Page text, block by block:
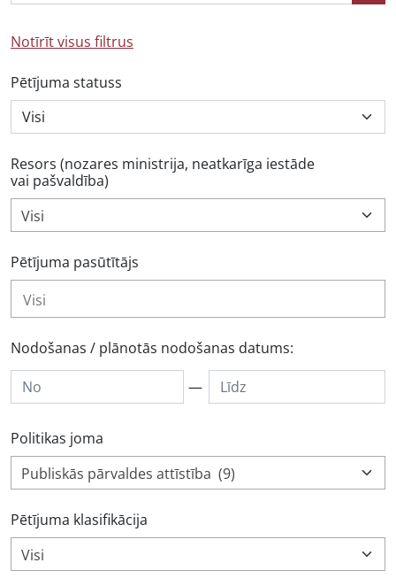
Notīrīt visus filtrus
Pētījuma statuss
Resors (nozares ministrija, neatkarīga iestāde
vai pašvaldība)
Visi
Pētījuma pasūtītājs
Nodošanas / plānotās nodošanas datums:
—
Politikas joma
Publiskās pārvaldes attīstība (9)
Pētījuma klasifikācija
Visi